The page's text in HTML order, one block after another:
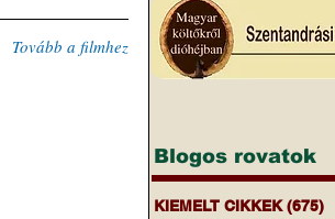
Tovább a filmhez
Blogos rovatok
KIEMELT CIKKEK (675)